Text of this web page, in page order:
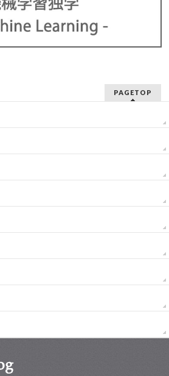
PAGETOP